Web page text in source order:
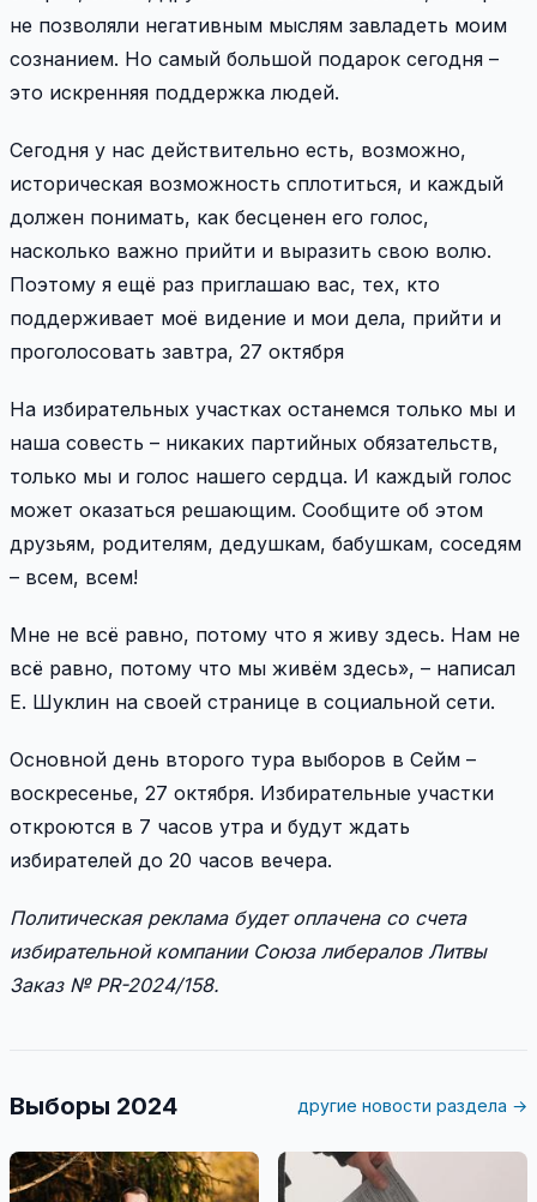
не позволяли негативным мыслям завладеть моим
сознанием. Но самый большой подарок сегодня –
это искренняя поддержка людей.
Сегодня у нас действительно есть, возможно,
историческая возможность сплотиться, и каждый
должен понимать, как бесценен его голос,
насколько важно прийти и выразить свою волю.
Поэтому я ещё раз приглашаю вас, тех, кто
поддерживает моё видение и мои дела, прийти и
проголосовать завтра, 27 октября
На избирательных участках останемся только мы и
наша совесть – никаких партийных обязательств,
только мы и голос нашего сердца. И каждый голос
может оказаться решающим. Сообщите об этом
друзьям, родителям, дедушкам, бабушкам, соседям
– всем, всем!
Мне не всё равно, потому что я живу здесь. Нам не
всё равно, потому что мы живём здесь», – написал
Е. Шуклин на своей странице в социальной сети.
Основной день второго тура выборов в Сейм –
воскресенье, 27 октября. Избирательные участки
откроются в 7 часов утра и будут ждать
избирателей до 20 часов вечера.
Политическая реклама будет оплачена со счета
избирательной компании Союза либералов Литвы
Заказ № PR-2024/158.
Выборы 2024 другие новости раздела →